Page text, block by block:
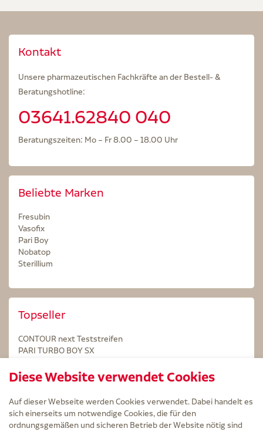
Kontakt
Unsere pharmazeutischen Fachkräfte an der Bestell- &
Beratungshotline:
03641.62840 040
Beratungszeiten: Mo – Fr 8.00 – 18.00 Uhr
Beliebte Marken
Fresubin
Vasofix
Pari Boy
Nobatop
Sterillium
Topseller
CONTOUR next Teststreifen
PARI TURBO BOY SX
Kintex Kinesiologie Tape blau
Diese Website verwendet Cookies
Auf dieser Webseite werden Cookies verwendet. Dabei handelt es
sich einerseits um notwendige Cookies, die für den
ordnungsgemäßen und sicheren Betrieb der Website nötig sind